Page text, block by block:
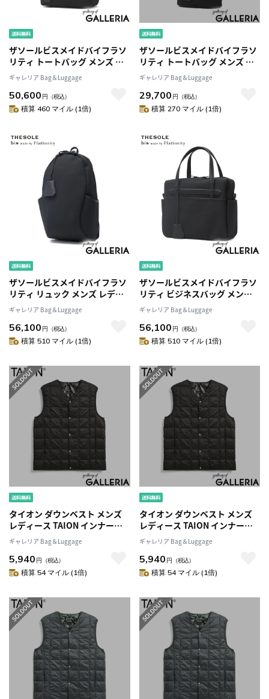
ザソールビスメイドバイフラソ
リティ トートバッグ メンズ レ
ディース 大きめ A4 キャンバス
THE SOLE BIS made by
Flathority ビジネス カジュアル
無地 ブランド 自立 撥水 キャン
ギャレリア Bag＆Luggage
50,600 円 （税込）
積算 460 マイル (1倍)
ザソールビスメイドバイフラソ
リティ トートバッグ メンズ レ
ディース キャンバス THE SOLE
BIS made by Flathority ワン
ハンドルバッグ カジュアル 無
地 自立 A5 撥水 キャンバスレザ
ギャレリア Bag＆Luggage
29,700 円 （税込）
積算 270 マイル (1倍)
ザソールビスメイドバイフラソ
リティ リュック メンズ レディ
ース おしゃれ THE SOLE BIS
made by Flathority ノートPC
無地 A4 キャンバス 撥水 通勤 ブ
ランド ビジネス 日本製 キャン
ギャレリア Bag＆Luggage
56,100 円 （税込）
積算 510 マイル (1倍)
ザソールビスメイドバイフラソ
リティ ビジネスバッグ メンズ
レディース 大容量 THE SOLE
BIS made by Flathority 無地
A4 キャンバス 自立 撥水 通勤 ブ
ランド ビジネス 日本製 キャン
ギャレリア Bag＆Luggage
56,100 円 （税込）
積算 510 マイル (1倍)
タイオン ダウンベスト メンズ
レディース TAION インナーダ
ウン Vネック ダウン ベスト 軽
量 防寒 洗える ボタン アウター
カジュアル BASIC LINE ベーシ
ック Vネックボタン インナーダ
ギャレリア Bag＆Luggage
5,940 円 （税込）
積算 54 マイル (1倍)
タイオン ダウンベスト メンズ
レディース TAION インナーダ
ウン Vネック ダウン ベスト 軽
量 防寒 洗える ボタン アウター
カジュアル BASIC LINE ベーシ
ック Vネックボタン インナーダ
ギャレリア Bag＆Luggage
5,940 円 （税込）
積算 54 マイル (1倍)